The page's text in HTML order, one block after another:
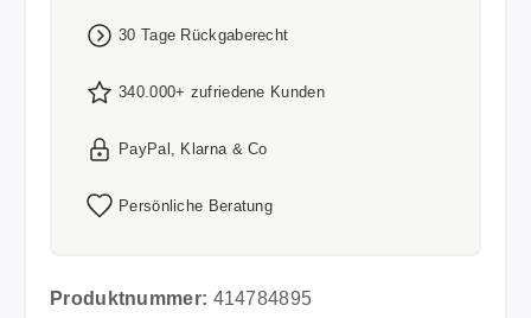
30 Tage Rückgaberecht
340.000+ zufriedene Kunden
PayPal, Klarna & Co
Persönliche Beratung
Produktnummer: 414784895